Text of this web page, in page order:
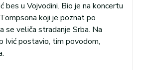
bes u Vojvodini. Bio je na koncertu
koji je poznat po
se veliča stradanje Srba. Na
Ivić postavio, tim povodom,